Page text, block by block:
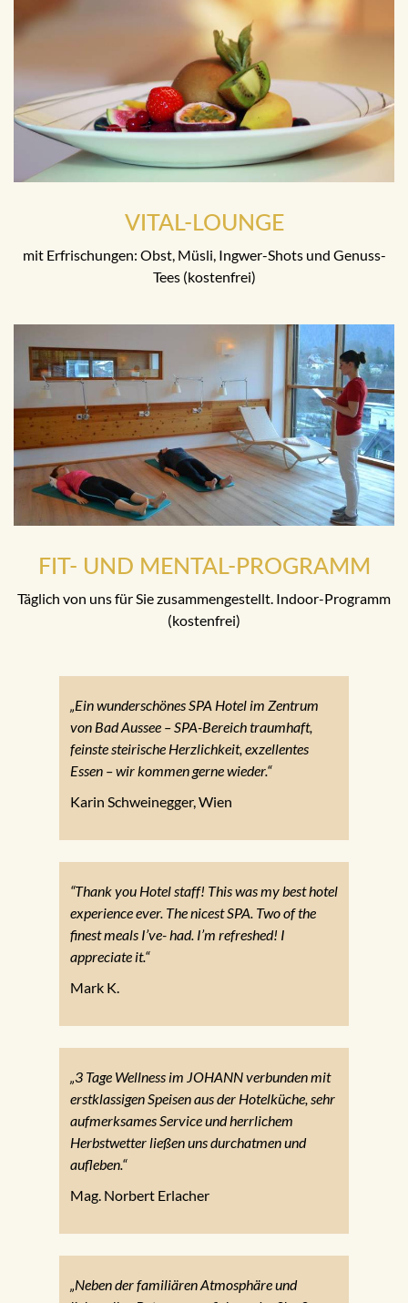
VITAL-LOUNGE
mit Erfrischungen: Obst, Müsli, Ingwer-Shots und Genuss-
Tees (kostenfrei)
FIT- UND MENTAL-PROGRAMM
Täglich von uns für Sie zusammengestellt. Indoor-Programm
(kostenfrei)
„Ein wunderschönes SPA Hotel im Zentrum
von Bad Aussee – SPA-Bereich traumhaft,
feinste steirische Herzlichkeit, exzellentes
Essen – wir kommen gerne wieder.“
Karin Schweinegger, Wien
“Thank you Hotel staff! This was my best hotel
experience ever. The nicest SPA. Two of the
finest meals I’ve- had. I’m refreshed! I
appreciate it.“
Mark K.
„3 Tage Wellness im JOHANN verbunden mit
erstklassigen Speisen aus der Hotelküche, sehr
aufmerksames Service und herrlichem
Herbstwetter ließen uns durchatmen und
aufleben.“
Mag. Norbert Erlacher
„Neben der familiären Atmosphäre und